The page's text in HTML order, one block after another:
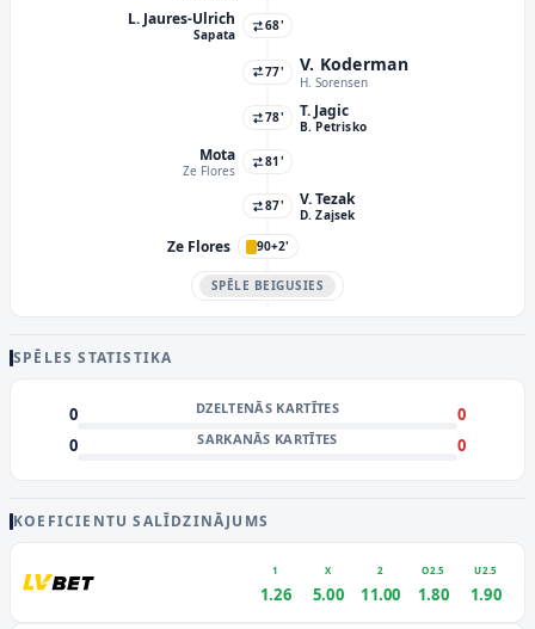
L. Jaures-Ulrich
Sapata
68'
77' V. Koderman
H. Sorensen
78' T. Jagic
B. Petrisko
Mota
Ze Flores
81'
87' V. Tezak
D. Zajsek
Ze Flores 90+2'
SPĒLE BEIGUSIES
SPĒLES STATISTIKA
0 DZELTENĀS KARTĪTES
0
0
SARKANĀS KARTĪTES 0
KOEFICIENTU SALĪDZINĀJUMS
1
1.26
X
5.00
2
11.00
O2.5
1.80
U2.5
1.90